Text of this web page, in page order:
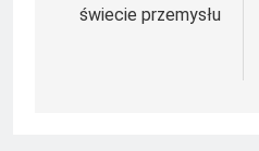
świecie przemysłu